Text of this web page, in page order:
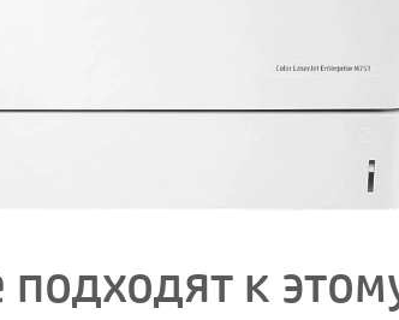
к